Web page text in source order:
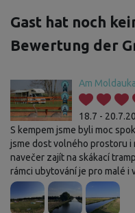
Gast hat noch
Bewertung der
Am
18.7 -
S kempem jsme byli moc
jsme dost volného prostoru i
navečer zajít na skákací
rámci ubytování je pro malé i